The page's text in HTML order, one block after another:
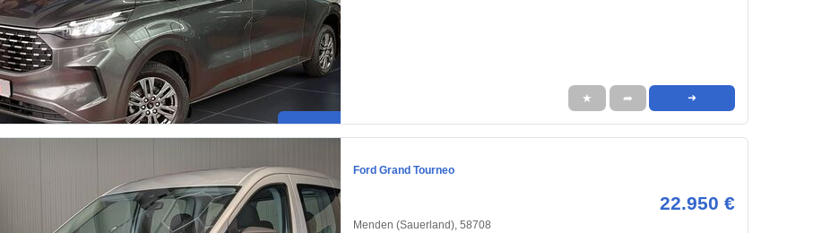
★ ➦ ➜
Ford Grand Tourneo
22.950 €
Menden (Sauerland), 58708